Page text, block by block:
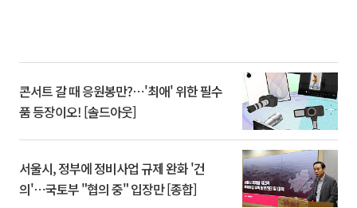
콘서트 갈 때 응원봉만?⋯'최애' 위한 필수
품 등장이오! [솔드아웃]
서울시, 정부에 정비사업 규제 완화 '건
의'⋯국토부 "협의 중" 입장만 [종합]